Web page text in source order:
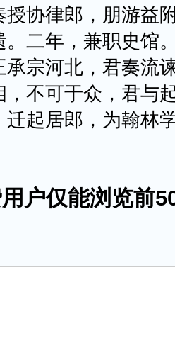
授协律郎，朋游益
。二年，兼职史馆
承宗河北，君奏流
，不可于众，君与
迁起居郎，为翰林
户仅能浏览前